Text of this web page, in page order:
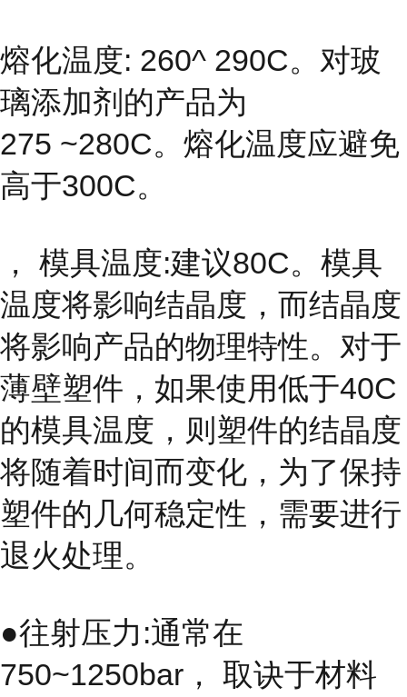
熔化温度: 260^ 290C。对玻
璃添加剂的产品为
275 ~280C。熔化温度应避免
高于300C。
， 模具温度:建议80C。模具
温度将影响结晶度，而结晶度
将影响产品的物理特性。对于
薄壁塑件，如果使用低于40C
的模具温度，则塑件的结晶度
将随着时间而变化，为了保持
塑件的几何稳定性，需要进行
退火处理。
●往射压力:通常在
750~1250bar， 取诀于材料